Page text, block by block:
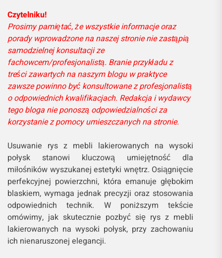
Czytelniku!
Prosimy pamiętać, że wszystkie informacje oraz
porady wprowadzone na naszej stronie nie zastąpią
samodzielnej konsultacji ze
fachowcem/profesjonalistą. Branie przykładu z
treści zawartych na naszym blogu w praktyce
zawsze powinno być konsultowane z profesjonalistą
o odpowiednich kwalifikacjach. Redakcja i wydawcy
tego bloga nie ponoszą odpowiedzialności za
korzystanie z pomocy umieszczanych na stronie.
Usuwanie rys z mebli lakierowanych na wysoki
połysk stanowi kluczową umiejętność dla
miłośników wyszukanej estetyki wnętrz. Osiągnięcie
perfekcyjnej powierzchni, która emanuje głębokim
blaskiem, wymaga jednak precyzji oraz stosowania
odpowiednich technik. W poniższym tekście
omówimy, jak skutecznie pozbyć się rys z mebli
lakierowanych na wysoki połysk, przy zachowaniu
ich nienaruszonej elegancji.